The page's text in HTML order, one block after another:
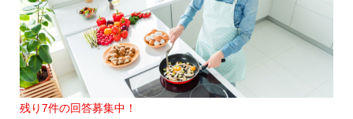
残り7件の回答募集中！